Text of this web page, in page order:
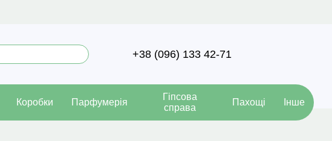
+38 (096) 133 42-71
Коробки Парфумерія
Гіпсова
справа
Пахощі Інше